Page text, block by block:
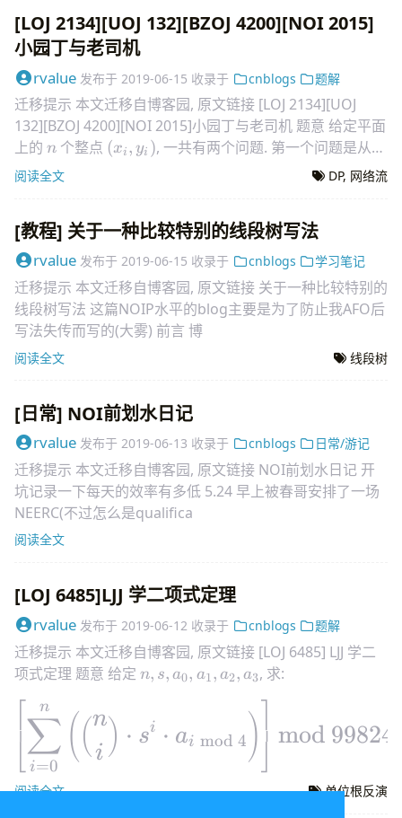
k =1,k⊥N
其中p_i,r_i\le
K\le
100, n\le
1000
p i, ri ≤ 109,K
弟做了
[LOJ 2134][UOJ 132][BZOJ 4200][NOI 2015]
小园丁与老司机
rvalue 发布于 2019-06-15 收录于 cnblogs 题解
迁移提示 本文迁移自博客园, 原文链接 [LOJ 2134][UOJ
132][BZOJ 4200][NOI 2015]小园丁与老司机 题意 给定平面
上的 n
n 个整点 (x_i,y_i)
(xi , yi ), 一共有两个问题. 第一个问题是从原
点(0,0)
(0,0)
阅读全文 DP, 网络流
[教程] 关于一种比较特别的线段树写法
rvalue 发布于 2019-06-15 收录于 cnblogs 学习笔记
迁移提示 本文迁移自博客园, 原文链接 关于一种比较特别的
线段树写法 这篇NOIP水平的blog主要是为了防止我AFO后
写法失传而写的(大雾) 前言 博
阅读全文 线段树
[日常] NOI前划水日记
rvalue 发布于 2019-06-13 收录于 cnblogs 日常/游记
迁移提示 本文迁移自博客园, 原文链接 NOI前划水日记 开
坑记录一下每天的效率有多低 5.24 早上被春哥安排了一场
NEERC(不过怎么是qualifica
阅读全文
[LOJ 6485]LJJ 学二项式定理
rvalue 发布于 2019-06-12 收录于 cnblogs 题解
迁移提示 本文迁移自博客园, 原文链接 [LOJ 6485] LJJ 学二
项式定理 题意 给定 n,s,a_0,a_1,a_2,a_3
n, s, a0, a1, a2, a3, 求:
\Large \left[
⎣
⎡
i=0
∑
n
(( i
n ) ⋅ si ⋅ ai mod 4 )⎦
⎤ mod
5 18 9 . 题解 一看n
阅读全文 单位根反演